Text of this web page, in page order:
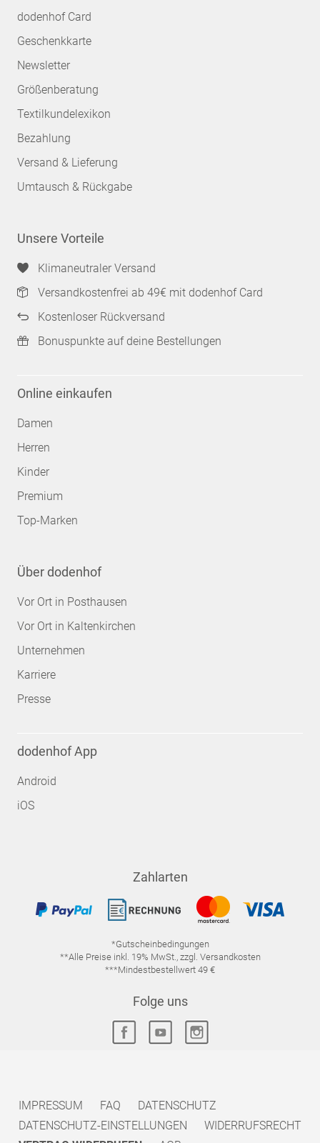
dodenhof Card
Geschenkkarte
Newsletter
Größenberatung
Textilkundelexikon
Bezahlung
Versand & Lieferung
Umtausch & Rückgabe
Unsere Vorteile
Klimaneutraler Versand
Versandkostenfrei ab 49€ mit dodenhof Card
Kostenloser Rückversand
Bonuspunkte auf deine Bestellungen
Online einkaufen
Damen
Herren
Kinder
Premium
Top-Marken
Über dodenhof
Vor Ort in Posthausen
Vor Ort in Kaltenkirchen
Unternehmen
Karriere
Presse
dodenhof App
Android
iOS
Zahlarten
*Gutscheinbedingungen
**Alle Preise inkl. 19% MwSt., zzgl. Versandkosten
***Mindestbestellwert 49 €
Folge uns
IMPRESSUM FAQ
DATENSCHUTZ
DATENSCHUTZ-EINSTELLUNGEN
WIDERRUFSRECHT